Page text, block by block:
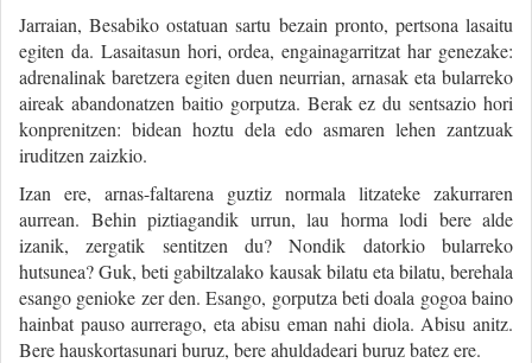
Jarraian, Besabiko ostatuan sartu bezain pronto, pertsona lasaitu
egiten da. Lasaitasun hori, ordea, engainagarritzat har genezake:
adrenalinak baretzera egiten duen neurrian, arnasak eta bularreko
aireak abandonatzen baitio gorputza. Berak ez du sentsazio hori
konprenitzen: bidean hoztu dela edo asmaren lehen zantzuak
iruditzen zaizkio.
Izan ere, arnas-faltarena guztiz normala litzateke zakurraren
aurrean. Behin piztiagandik urrun, lau horma lodi bere alde
izanik, zergatik sentitzen du? Nondik datorkio bularreko
hutsunea? Guk, beti gabiltzalako kausak bilatu eta bilatu, berehala
esango genioke zer den. Esango, gorputza beti doala gogoa baino
hainbat pauso aurrerago, eta abisu eman nahi diola. Abisu anitz.
Bere hauskortasunari buruz, bere ahuldadeari buruz batez ere.